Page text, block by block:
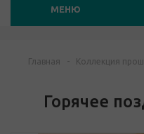
МЕНЮ
Главная - Коллекция
Горячее